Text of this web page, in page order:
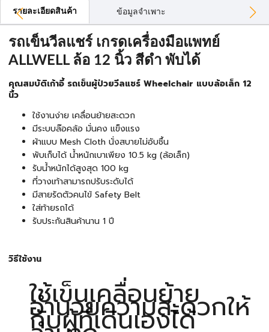
รายละเอียดสินค้า ข้อมูลจำเพาะ
รถเข็นวีลแชร์ เกรดเครื่องมือแพทย์
ALLWELL ล้อ 12 นิ้ว สีดำ พับได้
คุณสมบัติเก้าอี้ รถเข็นผู้ป่วยวีลแชร์ Wheelchair แบบล้อเล็ก 12
นิ้ว
ใช้งานง่าย เคลื่อนย้ายสะดวก
มีระบบล๊อคล้อ มั่นคง แข็งแรง
ผ้าแบบ Mesh Cloth นั่งสบายไม่อับชื้น
พับเก็บได้ น้ำหนักเบาเพียง 10.5 kg (ล้อเล็ก)
รับน้ำหนักได้สูงสุด 100 kg
ที่วางเท้าสามารถปรับระดับได้
มีสายรัดตัวคนไข้ Safety Belt
ใส่ท้ายรถได้
รับประกันสินค้านาน 1 ปี
วิธีใช้งาน
ใช้เข็นเคลื่อนย้าย
อำนวยความสะดวกให้
กับผู้ที่เดินเองได้